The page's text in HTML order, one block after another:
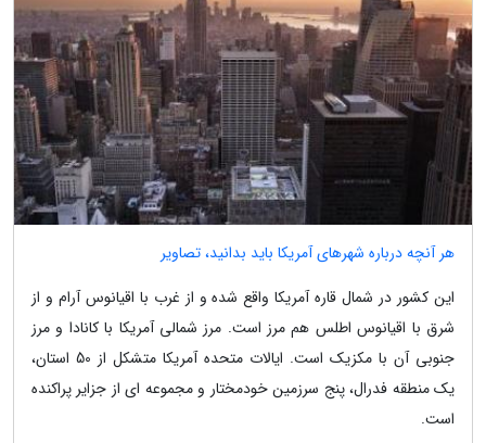
هر آنچه درباره شهرهای آمریکا باید بدانید، تصاویر
این کشور در شمال قاره آمریکا واقع شده و از غرب با اقیانوس آرام و از
شرق با اقیانوس اطلس هم مرز است. مرز شمالی آمریکا با کانادا و مرز
جنوبی آن با مکزیک است. ایالات متحده آمریکا متشکل از 50 استان،
یک منطقه فدرال، پنج سرزمین خودمختار و مجموعه ای از جزایر پراکنده
است.